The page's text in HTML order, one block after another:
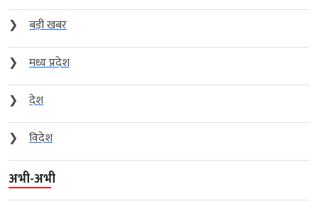
❯
बड़ी खबर
❯
मध्य प्रदेश
❯
देश
❯
विदेश
अभी-अभी